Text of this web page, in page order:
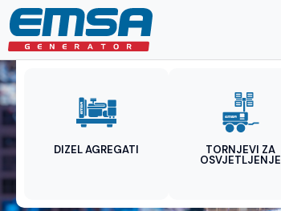
DIZEL AGREGATI TORNJEVI ZA
OSVJETLJENJE